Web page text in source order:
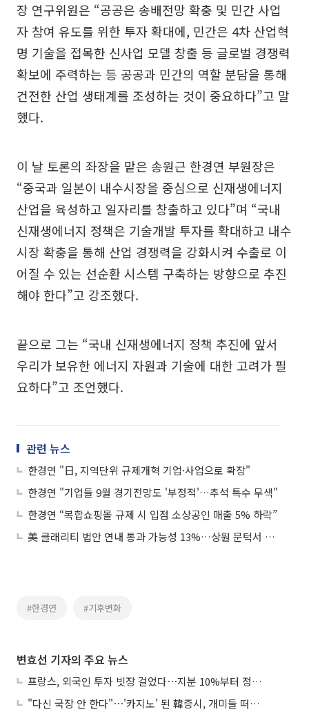
장 연구위원은 “공공은 송배전망 확충 및 민간 사업
자 참여 유도를 위한 투자 확대에, 민간은 4차 산업혁
명 기술을 접목한 신사업 모델 창출 등 글로벌 경쟁력
확보에 주력하는 등 공공과 민간의 역할 분담을 통해
건전한 산업 생태계를 조성하는 것이 중요하다”고 말
했다.
이 날 토론의 좌장을 맡은 송원근 한경연 부원장은
“중국과 일본이 내수시장을 중심으로 신재생에너지
산업을 육성하고 일자리를 창출하고 있다”며 “국내
신재생에너지 정책은 기술개발 투자를 확대하고 내수
시장 확충을 통해 산업 경쟁력을 강화시켜 수출로 이
어질 수 있는 선순환 시스템 구축하는 방향으로 추진
해야 한다”고 강조했다.
끝으로 그는 “국내 신재생에너지 정책 추진에 앞서
우리가 보유한 에너지 자원과 기술에 대한 고려가 필
요하다”고 조언했다.
관련 뉴스
한경연 "日, 지역단위 규제개혁 기업·사업으로 확장"
한경연 "기업들 9월 경기전망도 '부정적'…추석 특수 무색"
한경연 “복합쇼핑몰 규제 시 입점 소상공인 매출 5% 하락”
美 클래리티 법안 연내 통과 가능성 13%…상원 문턱서 제동
#한경연 #기후변화
변효선 기자의 주요 뉴스
프랑스, 외국인 투자 빗장 걸었다⋯지분 10%부터 정부가 승인
"다신 국장 안 한다"⋯'카지노' 된 韓증시, 개미들 떠난다